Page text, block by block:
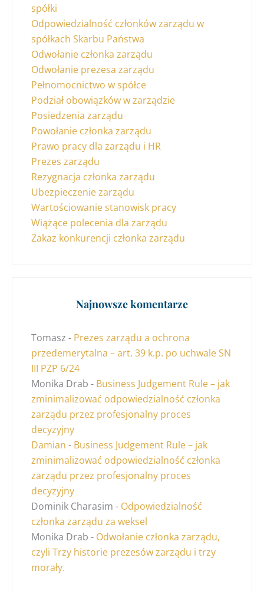
spółki
Odpowiedzialność członków zarządu w
spółkach Skarbu Państwa
Odwołanie członka zarządu
Odwołanie prezesa zarządu
Pełnomocnictwo w spółce
Podział obowiązków w zarządzie
Posiedzenia zarządu
Powołanie członka zarządu
Prawo pracy dla zarządu i HR
Prezes zarządu
Rezygnacja członka zarządu
Ubezpieczenie zarządu
Wartościowanie stanowisk pracy
Wiążące polecenia dla zarządu
Zakaz konkurencji członka zarządu
Najnowsze komentarze
Tomasz - Prezes zarządu a ochrona
przedemerytalna – art. 39 k.p. po uchwale SN
III PZP 6/24
Monika Drab - Business Judgement Rule – jak
zminimalizować odpowiedzialność członka
zarządu przez profesjonalny proces
decyzyjny
Damian - Business Judgement Rule – jak
zminimalizować odpowiedzialność członka
zarządu przez profesjonalny proces
decyzyjny
Dominik Charasim - Odpowiedzialność
członka zarządu za weksel
Monika Drab - Odwołanie członka zarządu,
czyli Trzy historie prezesów zarządu i trzy
morały.